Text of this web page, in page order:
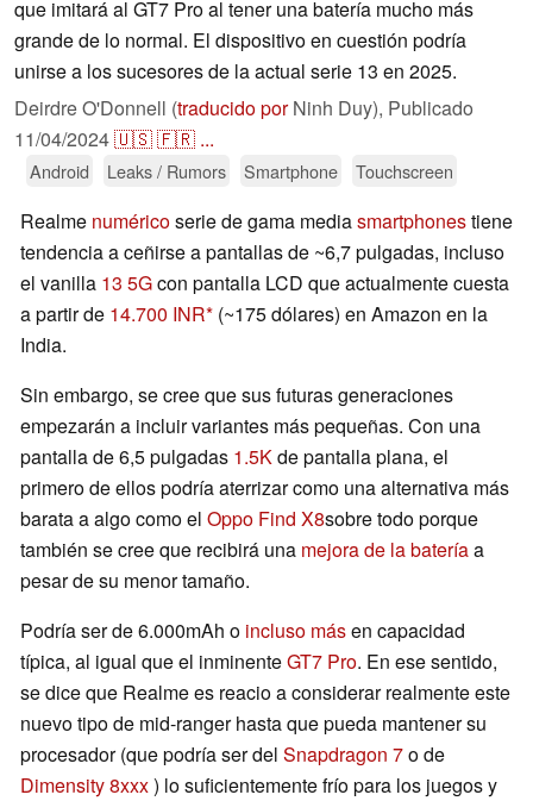
que imitará al GT7 Pro al tener una batería mucho más
grande de lo normal. El dispositivo en cuestión podría
unirse a los sucesores de la actual serie 13 en 2025.
Deirdre O'Donnell (traducido porNinh Duy), Publicado
11/04/2024🇺🇸🇫🇷 ...
Android Leaks / Rumors Smartphone Touchscreen
Realme numéricoserie de gama mediasmartphonestiene
tendencia a ceñirse a pantallas de ~6,7 pulgadas, incluso
el vanilla 13 5Gcon pantalla LCD que actualmente cuesta
a partir de 14.700 INR (~175 dólares) en Amazon en la
India.
Sin embargo, se cree que sus futuras generaciones
empezarán a incluir variantes más pequeñas. Con una
pantalla de 6,5 pulgadas 1.5Kde pantalla plana, el
primero de ellos podría aterrizar como una alternativa más
barata a algo como el Oppo Find X8sobre todo porque
también se cree que recibirá una mejora de la bateríaa
pesar de su menor tamaño.
Podría ser de 6.000mAh o incluso másen capacidad
típica, al igual que el inminenteGT7 Pro. En ese sentido,
se dice que Realme es reacio a considerar realmente este
nuevo tipo de mid-ranger hasta que pueda mantener su
procesador (que podría ser del Snapdragon 7o de
Dimensity 8xxx) lo suficientemente frío para los juegos y